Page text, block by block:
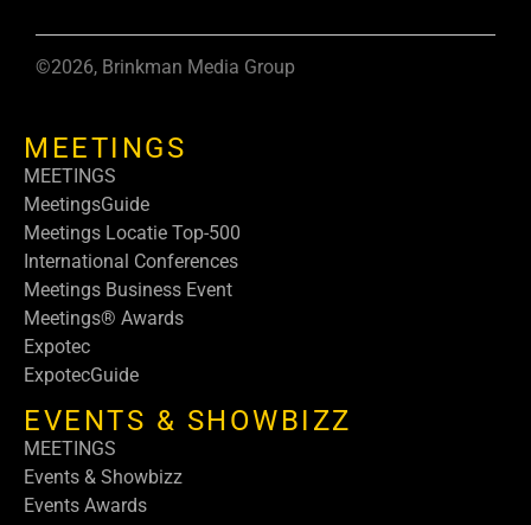
©2026, Brinkman Media Group
MEETINGS
MEETINGS
MeetingsGuide
Meetings Locatie Top-500
International Conferences
Meetings Business Event
Meetings® Awards
Expotec
ExpotecGuide
EVENTS & SHOWBIZZ
MEETINGS
Events & Showbizz
Events Awards